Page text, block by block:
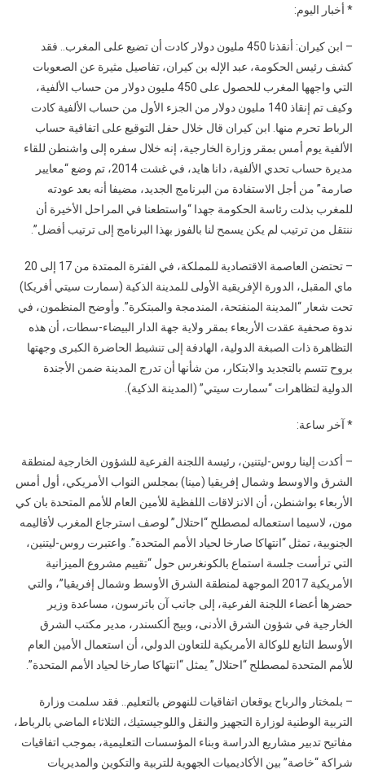
* أخبار اليوم:
– ابن كيران: أنقذنا 450 مليون دولار كادت أن تضيع على المغرب.. فقد
كشف رئيس الحكومة، عبد الإله بن كيران، تفاصيل مثيرة عن الصعوبات
التي واجهها المغرب للحصول على 450 مليون دولار من حساب الألفية،
وكيف تم إنقاذ 140 مليون دولار من الجزء الأول من حساب الألفية كادت
الرباط تحرم منها. ابن كيران قال خلال حفل التوقيع على اتفاقية حساب
الألفية يوم أمس بمقر وزارة الخارجية، إنه خلال سفره إلى واشنطن للقاء
مديرة حساب تحدي الألفية، دانا هايد، في غشت 2014، تم وضع “معايير
صارمة” من أجل الاستفادة من البرنامج الجديد، مضيفا أنه بعد عودته
للمغرب بذلت رئاسة الحكومة جهدا “واستطعنا في المراحل الأخيرة أن
ننتقل من ترتيب لم يكن يسمح لنا بالفوز بهذا البرنامج إلى ترتيب أفضل”.
– تحتضن العاصمة الاقتصادية للمملكة، في الفترة الممتدة من 17 إلى 20
ماي المقبل، الدورة الإفريقية الأولى للمدينة الذكية (سمارت سيتي أفريكا)
تحت شعار “المدينة المنفتحة، المندمجة والمبتكرة”. وأوضح المنظمون، في
ندوة صحفية عقدت الأربعاء بمقر ولاية جهة الدار البيضاء-سطات، أن هذه
التظاهرة ذات الصبغة الدولية، الهادفة إلى تنشيط الحاضرة الكبرى وجهتها
بروح تتسم بالتجديد والابتكار، من شأنها أن تدرج المدينة ضمن الأجندة
الدولية لتظاهرات “سمارت سيتي” (المدينة الذكية).
* آخر ساعة:
– أكدت إلينا روس-ليتنين، رئيسة اللجنة الفرعية للشؤون الخارجية لمنطقة
الشرق والاوسط وشمال إفريقيا (مينا) بمجلس النواب الأمريكي، أول أمس
الأربعاء بواشنطن، أن الانزلاقات اللفظية للأمين العام للأمم المتحدة بان كي
مون، لاسيما استعماله لمصطلح “احتلال” لوصف استرجاع المغرب لأقاليمه
الجنوبية، تمثل “انتهاكا صارخا لحياد الأمم المتحدة”. واعتبرت روس-ليتنين،
التي ترأست جلسة استماع بالكونغرس حول “تقييم مشروع الميزانية
الأمريكية 2017 الموجهة لمنطقة الشرق الأوسط وشمال إفريقيا”، والتي
حضرها أعضاء اللجنة الفرعية، إلى جانب آن باترسون، مساعدة وزير
الخارجية في شؤون الشرق الأدنى، وبيج ألكسندر، مدير مكتب الشرق
الأوسط التابع للوكالة الأمريكية للتعاون الدولي، أن استعمال الأمين العام
للأمم المتحدة لمصطلح “احتلال” يمثل “انتهاكا صارخا لحياد الأمم المتحدة”.
– بلمختار والرباح يوقعان اتفاقيات للنهوض بالتعليم.. فقد سلمت وزارة
التربية الوطنية لوزارة التجهيز والنقل واللوجيستيك، الثلاثاء الماضي بالرباط،
مفاتيح تدبير مشاريع الدراسة وبناء المؤسسات التعليمية، بموجب اتفاقيات
شراكة “خاصة” بين الأكاديميات الجهوية للتربية والتكوين والمديريات